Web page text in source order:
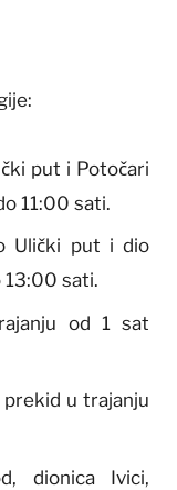
put i Potočari
11:00 sati.
Ulički put i dio
13:00 sati.
od 1 sat
prekid u trajanju
dionica Ivici,